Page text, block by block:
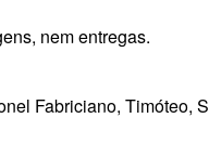
nem entregas.
Fabriciano, Timóteo,